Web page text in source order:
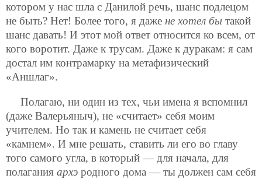
котором у нас шла с Данилой речь, шанс подлецом
не быть? Нет! Более того, я даже не хотел бы такой
шанс давать! И этот мой ответ относится ко всем, от
кого воротит. Даже к трусам. Даже к дуракам: я сам
достал им контрамарку на метафизический
«Аншлаг».
Полагаю, ни один из тех, чьи имена я вспомнил
(даже Валерьяныч), не «считает» себя моим
учителем. Но так и камень не считает себя
«камнем». И мне решать, ставить ли его во главу
того самого угла, в который — для начала, для
полагания архэ родного дома — ты должен сам себя